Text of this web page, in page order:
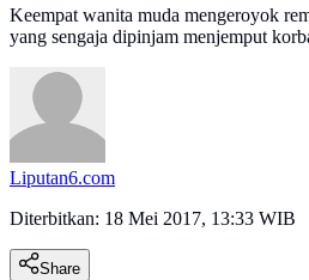
Keempat wanita muda mengeroyok
yang sengaja dipinjam menjemput
Liputan6.com
Diterbitkan: 18 Mei 2017, 13:33 WIB
Share